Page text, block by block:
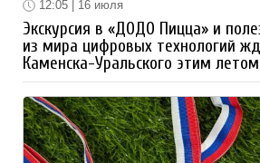
12:05 | 16 июля
Экскурсия в «ДОДО Пицца» и
из мира цифровых технологий
Каменска-Уральского этим летом